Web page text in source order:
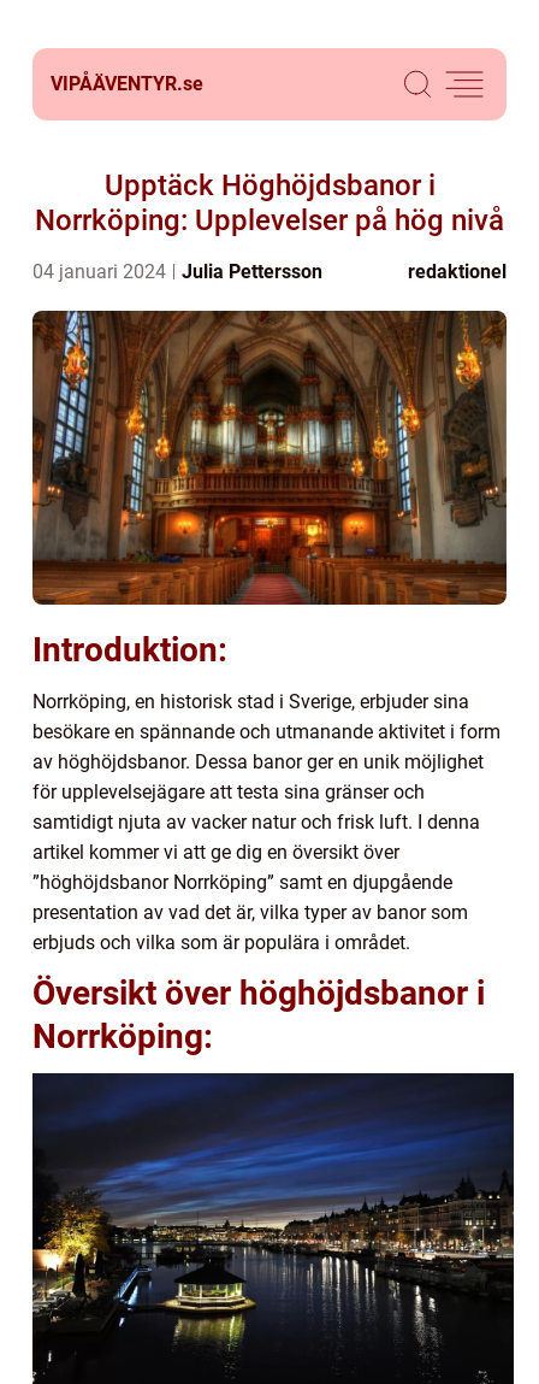
VIPÅÄVENTYR.se
Upptäck Höghöjdsbanor i
Norrköping: Upplevelser på hög nivå
04 januari 2024 Julia Pettersson redaktionel
Introduktion:
Norrköping, en historisk stad i Sverige, erbjuder sina
besökare en spännande och utmanande aktivitet i form
av höghöjdsbanor. Dessa banor ger en unik möjlighet
för upplevelsejägare att testa sina gränser och
samtidigt njuta av vacker natur och frisk luft. I denna
artikel kommer vi att ge dig en översikt över
”höghöjdsbanor Norrköping” samt en djupgående
presentation av vad det är, vilka typer av banor som
erbjuds och vilka som är populära i området.
Översikt över höghöjdsbanor i
Norrköping: